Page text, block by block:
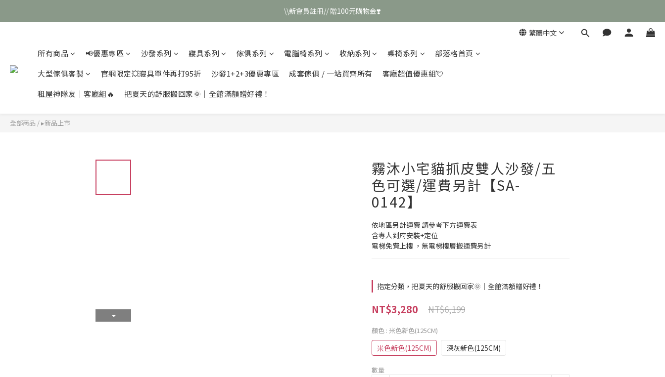
\\新會員註冊// 贈100元購物金❣️
\\新會員註冊// 贈100元購物金❣️
\\新會員註冊// 贈100元購物金❣️
繁體中文
所有商品 📢優惠專區 沙發系列 寢具系列 傢俱系列 電腦椅系列 收納系列 桌椅系列
部落格首頁
大型傢俱客製
官網限定💥寢具單件再打95折 沙發1+2+3優惠專區 成套傢俱 / 一站買齊所有
客廳超值優惠組💘
租屋神隊友｜客廳組🔥
把夏天的舒服搬回家🌞｜全館滿額贈好禮！
全部商品 /▸新品上市
霧沐小宅貓抓皮雙人沙發/五
色可選/運費另計【SA-
0142】
依地區另計運費 請參考下方運費表
含專人到府安裝+定位
電梯免費上樓 ，無電梯樓層搬運費另計
指定分類，把夏天的舒服搬回家🌞｜全館滿額贈好禮！
NT$3,280 NT$6,199
顏色 : 米色新色(125CM)
米色新色(125CM) 深灰新色(125CM)
數量